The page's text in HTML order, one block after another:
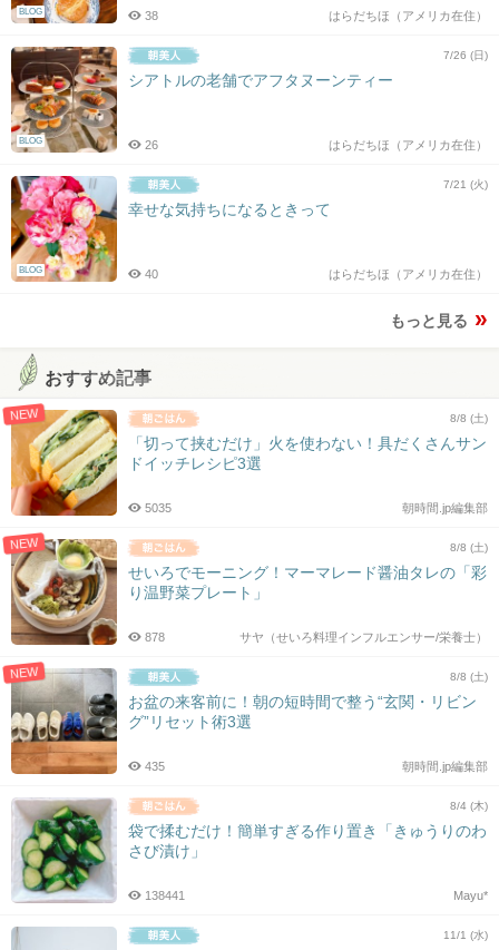
BLOG はらだちほ（アメリカ在住）
38
BLOG
7/26 (日)
シアトルの老舗でアフタヌーンティー
はらだちほ（アメリカ在住）
26
BLOG
7/21 (火)
幸せな気持ちになるときって
はらだちほ（アメリカ在住）
40
もっと見る
おすすめ記事
NEW 8/8 (土)
「切って挟むだけ」火を使わない！具だくさんサン
ドイッチレシピ3選
朝時間.jp編集部
5035
NEW 8/8 (土)
せいろでモーニング！マーマレード醤油タレの「彩
り温野菜プレート」
サヤ（せいろ料理インフルエンサー/栄養士）
878
NEW 8/8 (土)
お盆の来客前に！朝の短時間で整う“玄関・リビン
グ”リセット術3選
朝時間.jp編集部
435
8/4 (木)
袋で揉むだけ！簡単すぎる作り置き「きゅうりのわ
さび漬け」
Mayu*
138441
11/1 (水)